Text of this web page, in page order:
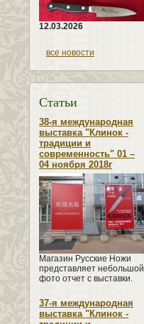
12.03.2026
все новости
Статьи
38-я международная
выставка "Клинок -
традиции и
современность" 01 –
04 ноября 2018г
Магазин Русские Ножи
представляет небольшой
фото отчет с выставки.
37-я международная
выставка "Клинок -